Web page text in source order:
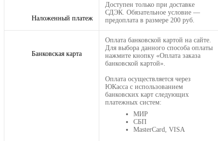
Наложенный платеж
Доступен только при доставке
СДЭК. Обязательное условие —
предоплата в размере 200 руб.
Банковская карта
Оплата банковской картой на сайте.
Для выбора данного способа оплаты
нажмите кнопку «Оплата заказа
банковской картой».
Оплата осуществляется через
ЮКасса с использованием
банковских карт следующих
платежных систем:
МИР
СБП
MasterCard, VISA